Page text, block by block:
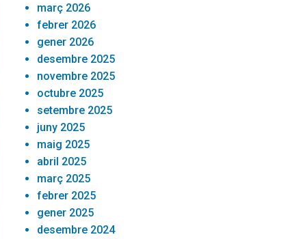
març 2026
febrer 2026
gener 2026
desembre 2025
novembre 2025
octubre 2025
setembre 2025
juny 2025
maig 2025
abril 2025
març 2025
febrer 2025
gener 2025
desembre 2024